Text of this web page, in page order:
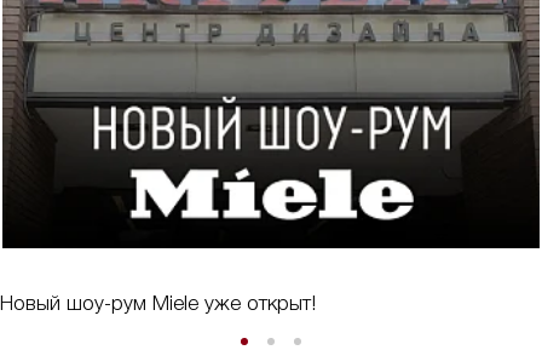
Новый шоу-рум Miele уже открыт!